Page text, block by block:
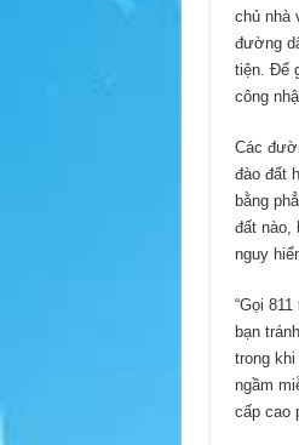
chủ nhà
đường
tiện. Để
công
Các
đào đất
bằng
đất nào,
nguy
“Gọi
bạn
trong
ngầm
cấp cao